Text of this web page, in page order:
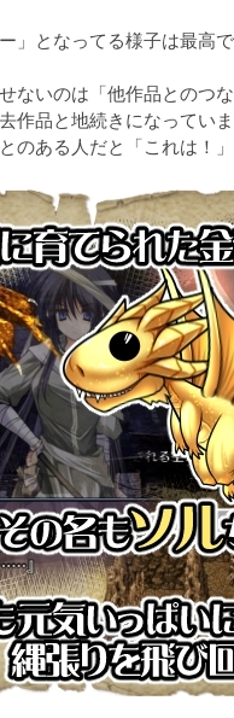
」となってる様子は最高で
ないのは「他作品とのつな
作品と地続きになっていま
のある人だと「これは！